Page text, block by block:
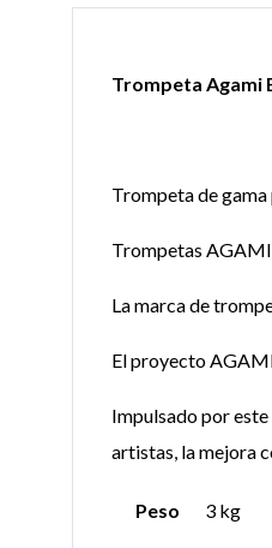
Trompeta Agami
Trompeta de
Trompetas
La marca de
El proyecto
Impulsado por
artistas, la mejora
Peso 3 kg